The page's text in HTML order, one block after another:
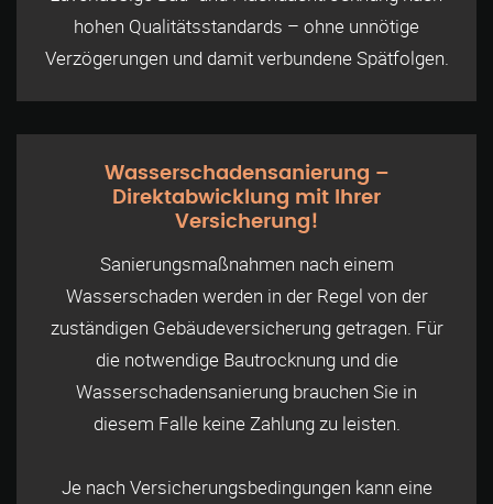
hohen Qualitätsstandards – ohne unnötige
Verzögerungen und damit verbundene Spätfolgen.
Wasserschadensanierung –
Direktabwicklung mit Ihrer
Versicherung!
Sanierungsmaßnahmen nach einem
Wasserschaden werden in der Regel von der
zuständigen Gebäudeversicherung getragen. Für
die notwendige Bautrocknung und die
Wasserschadensanierung brauchen Sie in
diesem Falle keine Zahlung zu leisten.
Je nach Versicherungsbedingungen kann eine